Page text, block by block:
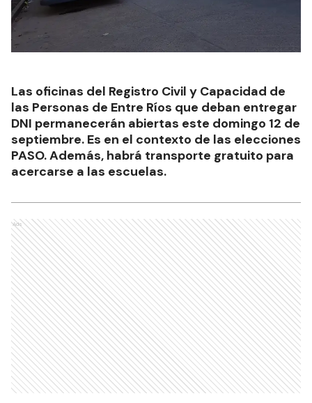
Las oficinas del Registro Civil y Capacidad de
las Personas de Entre Ríos que deban entregar
DNI permanecerán abiertas este domingo 12 de
septiembre. Es en el contexto de las elecciones
PASO. Además, habrá transporte gratuito para
acercarse a las escuelas.
Ads